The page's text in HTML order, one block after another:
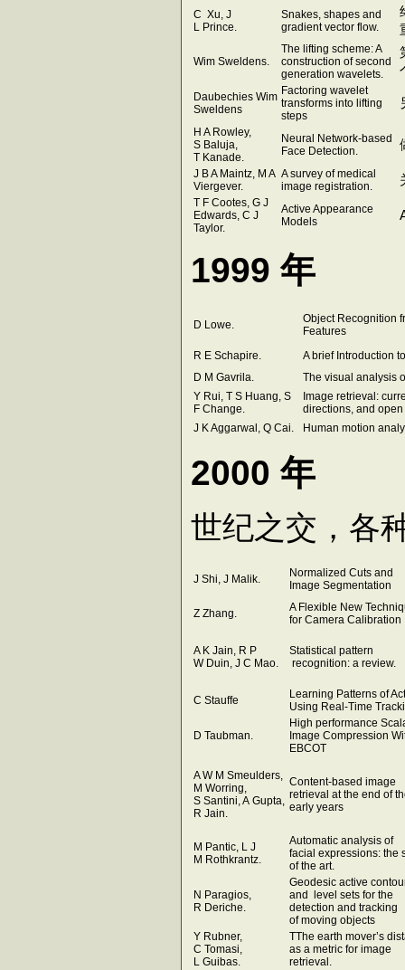
C Xu, J
L Prince.
Snakes, shapes and
gradient vector flow.
Wim Sweldens.
The lifting scheme: A
construction of second
generation wavelets.
Daubechies Wim
Sweldens
Factoring wavelet
transforms into lifting
steps
H A Rowley,
S Baluja,
T Kanade.
Neural Network-based
Face Detection.
J B A Maintz, M A
Viergever.
A survey of medical
image registration.
T F Cootes, G J
Edwards, C J
Taylor.
Active Appearance
Models
1999 年
D Lowe.
Object Recognition
Features
R E Schapire.
A brief Introduction
D M Gavrila.
The visual analysis
Y Rui, T S Huang, S
F Change.
Image retrieval:
directions, and
J K Aggarwal, Q Cai.
Human motion
2000 年
世纪之交，各
J Shi, J Malik.
Normalized Cuts and
Image Segmentation
Z Zhang.
A Flexible New
for Camera Calibration
A K Jain, R P
W Duin, J C Mao.
Statistical pattern
recognition: a review.
C Stauffe
Learning Patterns of
Using Real-Time
D Taubman.
High performance
Image Compression
EBCOT
A W M Smeulders,
M Worring,
S Santini, A Gupta,
R Jain.
Content-based image
retrieval at the end of
early years
M Pantic, L J
M Rothkrantz.
Automatic analysis of
facial expressions: the
of the art.
N Paragios,
R Deriche.
Geodesic active
and level sets for the
detection and tracking
of moving objects
Y Rubner,
C Tomasi,
L Guibas.
TThe earth mover’s
as a metric for image
retrieval.